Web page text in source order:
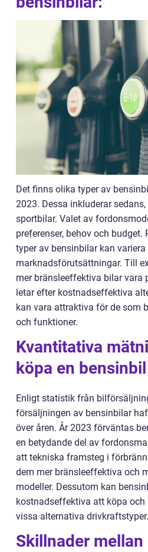
Det finns olika typer av
2023. Dessa inkluderar
sportbilar. Valet av
preferenser, behov och
typer av bensinbilar kan
marknadsförutsättningar. Till
mer bränsleeffektiva bilar vara
letar efter kostnadseffektiva
kan vara attraktiva för de som
och funktioner.
Kvantitativa
köpa en
Enligt statistik från
försäljningen av bensinbilar
över åren. År 2023 förväntas
en betydande del av
att tekniska framsteg i
dem mer bränsleeffektiva och
modeller. Dessutom kan
kostnadseffektiva att köpa
vissa alternativa drivkraftstyper.
Skillnader mellan